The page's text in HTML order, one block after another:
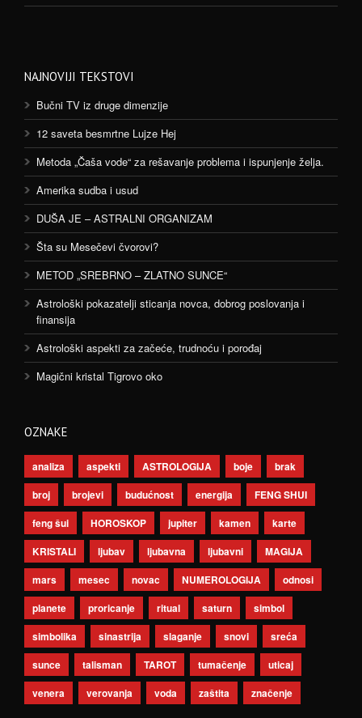
NAJNOVIJI TEKSTOVI
Bučni TV iz druge dimenzije
12 saveta besmrtne Lujze Hej
Metoda „Čaša vode“ za rešavanje problema i ispunjenje želja.
Amerika sudba i usud
DUŠA JE – ASTRALNI ORGANIZAM
Šta su Mesečevi čvorovi?
METOD „SREBRNO – ZLATNO SUNCE“
Astrološki pokazatelji sticanja novca, dobrog poslovanja i
finansija
Astrološki aspekti za začeće, trudnoću i porođaj
Magični kristal Tigrovo oko
OZNAKE
analiza aspekti ASTROLOGIJA boje
brak
broj
brojevi budućnost energija
FENG SHUI
feng šui
HOROSKOP jupiter kamen
karte
KRISTALI
ljubav ljubavna ljubavni
MAGIJA
mars
mesec novac NUMEROLOGIJA
odnosi
planete
proricanje ritual saturn
simbol
simbolika
sinastrija slaganje snovi
sreća
sunce
talisman TAROT tumačenje
uticaj
venera
verovanja voda zaštita značenje